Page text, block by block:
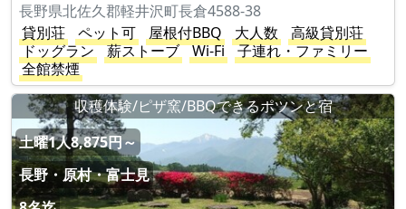
長野県北佐久郡軽井沢町長倉4588-38
貸別荘
ペット可 屋根付BBQ 大人数
高級貸別荘
ドッグラン
薪ストーブ Wi-Fi
子連れ・ファミリー
全館禁煙
収穫体験/ピザ窯/BBQできるポツンと宿
土曜1人8,875円～
長野・原村・富士見